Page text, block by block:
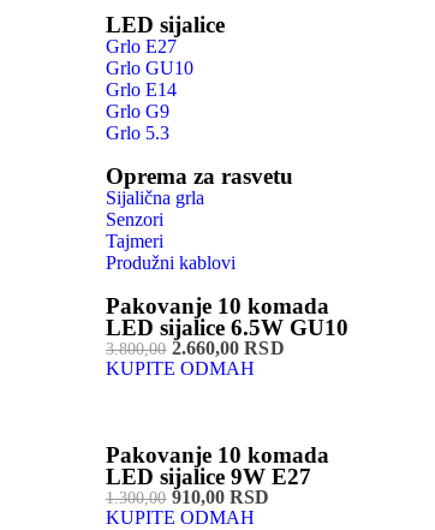
LED sijalice
Grlo E27
Grlo GU10
Grlo E14
Grlo G9
Grlo 5.3
Oprema za rasvetu
Sijalična grla
Senzori
Tajmeri
Produžni kablovi
Pakovanje 10 komada
LED sijalice 6.5W GU10
3.800,002.660,00 RSD
KUPITE ODMAH
Pakovanje 10 komada
LED sijalice 9W E27
1.300,00910,00 RSD
KUPITE ODMAH